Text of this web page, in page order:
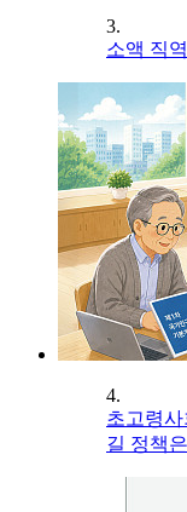
3.
소액 직
4.
초고령사
길 정책은